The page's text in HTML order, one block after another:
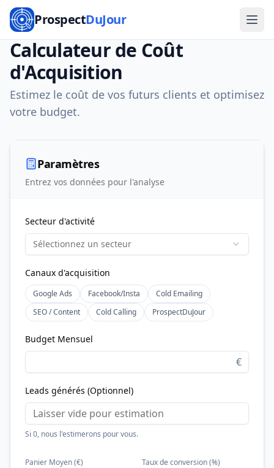
ProspectDuJour
Calculateur de Coût
d'Acquisition
Estimez le coût de vos futurs clients et optimisez
votre budget.
Paramètres
Entrez vos données pour l'analyse
Secteur d'activité
Sélectionnez un secteur
Canaux d'acquisition
Google Ads Facebook/Insta
Cold Emailing
SEO / Content
Cold Calling ProspectDuJour
Budget Mensuel
€
Leads générés (Optionnel)
Si 0, nous l'estimerons pour vous.
Panier Moyen (€) Taux de conversion (%)